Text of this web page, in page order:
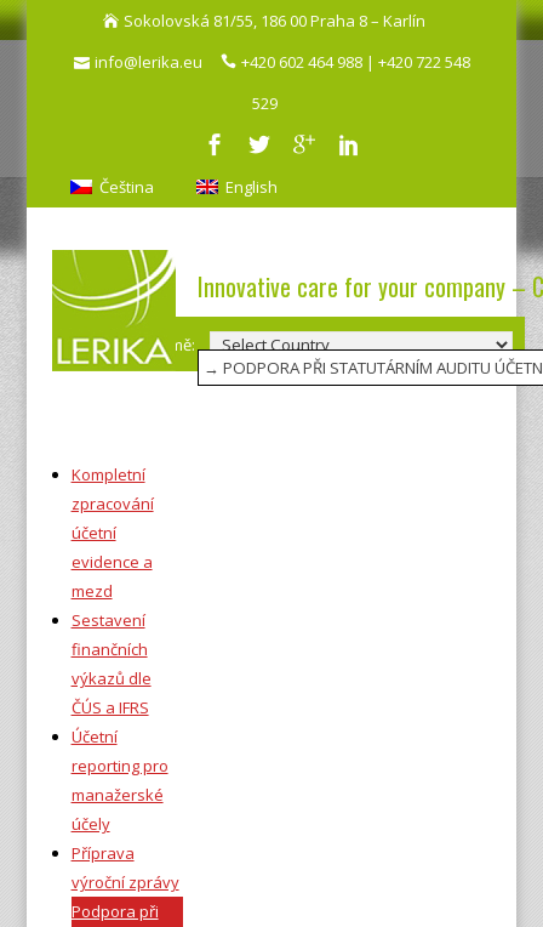
Sokolovská 81/55, 186 00 Praha 8 – Karlín
info@lerika.eu
+420 602 464 988 | +420 722 548
529
Čeština English
Innovative care for your company –
Výběr země:
Kompletní
zpracování
účetní
evidence a
mezd
Sestavení
finančních
výkazů dle
ČÚS a IFRS
Účetní
reporting pro
manažerské
účely
Příprava
výroční zprávy
Podpora při